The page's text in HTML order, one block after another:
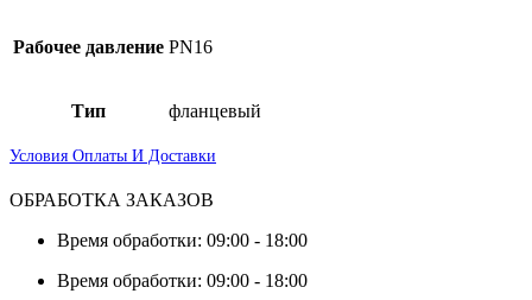
Рабочее давление PN16
Тип фланцевый
Условия Оплаты И Доставки
ОБРАБОТКА ЗАКАЗОВ
Время обработки: 09:00 - 18:00
Время обработки: 09:00 - 18:00